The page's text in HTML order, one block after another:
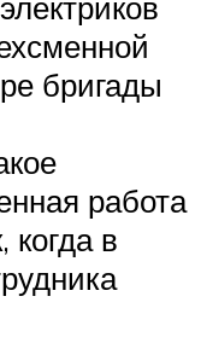
бригады
работа
когда в